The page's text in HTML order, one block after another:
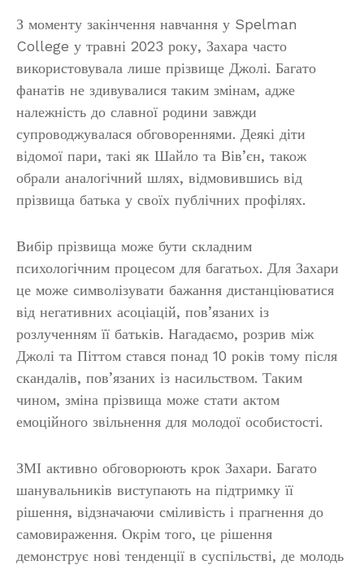
З моменту закінчення навчання у Spelman
College у травні 2023 року, Захара часто
використовувала лише прізвище Джолі. Багато
фанатів не здивувалися таким змінам, адже
належність до славної родини завжди
супроводжувалася обговореннями. Деякі діти
відомої пари, такі як Шайло та Вів’єн, також
обрали аналогічний шлях, відмовившись від
прізвища батька у своїх публічних профілях.
Вибір прізвища може бути складним
психологічним процесом для багатьох. Для Захари
це може символізувати бажання дистанціюватися
від негативних асоціацій, пов’язаних із
розлученням її батьків. Нагадаємо, розрив між
Джолі та Піттом стався понад 10 років тому після
скандалів, пов’язаних із насильством. Таким
чином, зміна прізвища може стати актом
емоційного звільнення для молодої особистості.
ЗМІ активно обговорюють крок Захари. Багато
шанувальників виступають на підтримку її
рішення, відзначаючи сміливість і прагнення до
самовираження. Окрім того, це рішення
демонструє нові тенденції в суспільстві, де молодь